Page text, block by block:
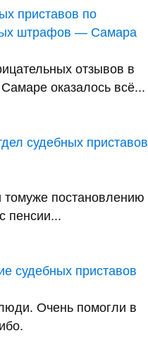
приставов по
штрафов — Самара
отзывов в
оказалось всё...
судебных приставов
постановлению
пенсии...
судебных приставов
Очень помогли в